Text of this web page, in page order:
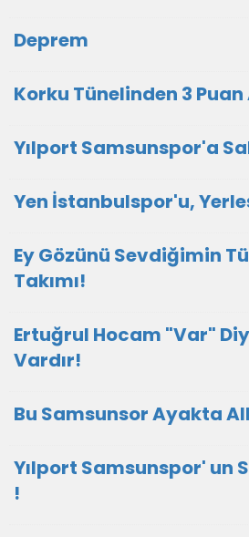
Deprem
Korku Tünelinden 3 Puan
Yılport Samsunspor'a
Yen İstanbulspor'u,
Ey Gözünü Sevdiğimin
Takımı!
Ertuğrul Hocam "Var"
Vardır!
Bu Samsunsor Ayakta
Yılport Samsunspor' un
!